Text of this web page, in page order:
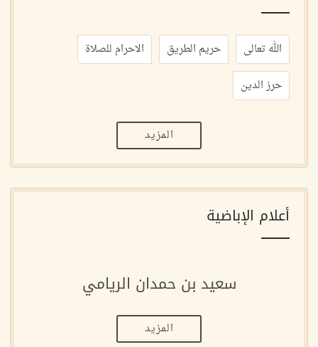
الله تعالى حريم الطريق
الاحرام للصلاة
حرز الدين
المزيد
أعلام الإباضية
سعيد بن حمدان الريامي
المزيد